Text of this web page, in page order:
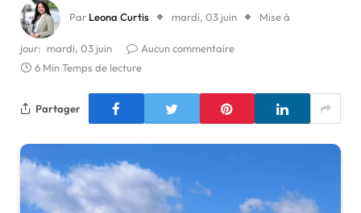
Par Leona Curtis mardi, 03 juin Mise à
jour: mardi, 03 juin
Aucun commentaire
6 Min Temps de lecture
Partager